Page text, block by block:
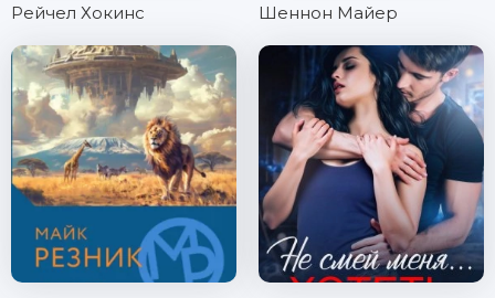
Рейчел Хокинс
Шеннон Майер